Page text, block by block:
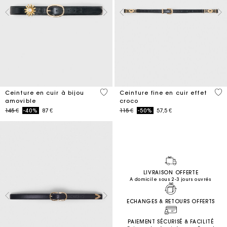
Ceinture en cuir à bijou
amovible
Price reduced from
145 €to-40% 87 €
4,5 out of 5 Customer Rating
Ceinture fine en cuir effet
croco
Price reduced from
115 €to-50% 57,5 €
5
LIVRAISON OFFERTE
A domicile sous 2-3 jours ouvrés
ECHANGES & RETOURS OFFERTS
PAIEMENT SÉCURISÉ & FACILITÉ